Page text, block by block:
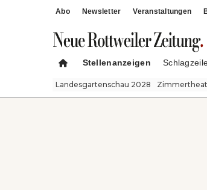
Abo Newsletter Veranstaltungen
Stellenanzeigen
Landesgartenschau 2028